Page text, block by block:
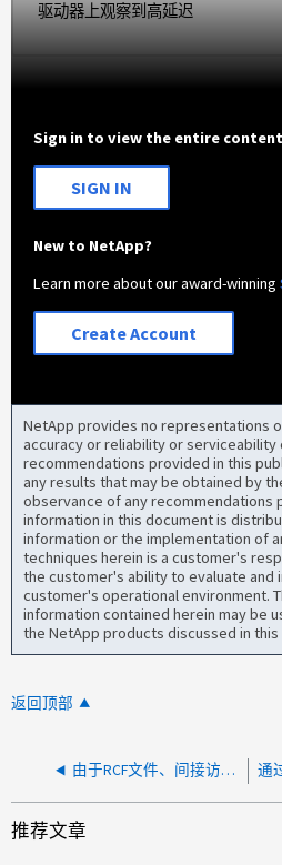
驱动器上观察到高延迟
Sign in to view the entire
SIGN IN
New to NetApp?
Learn more about our award-winning
Create Account
NetApp provides no representations
accuracy or reliability or serviceability
recommendations provided in this
any results that may be obtained by
observance of any recommendations
information in this document is
information or the implementation of
techniques herein is a customer's
the customer's ability to evaluate and
customer's operational environment.
information contained herein may be
the NetApp products discussed in this
返回顶部
由于RCF文件、间接访问的卷延迟较高
推荐文章